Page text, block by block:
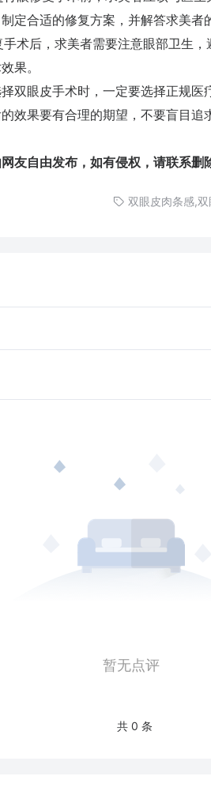
定合适的修复方案，并解答求美者
术后，求美者需要注意眼部卫生
果。
眼皮手术时，一定要选择正规医
效果要有合理的期望，不要盲目追
自由发布，如有侵权，请联系删除
双眼皮肉条感,
暂无点评
共 0 条